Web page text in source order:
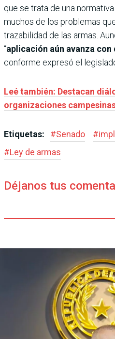
que se trata de una
muchos de los problemas
trazabilidad de las armas.
“aplicación aún avanza
conforme expresó el
Leé también: Destacan
organizaciones
Etiquetas: #Senado #
#Ley de armas
Déjanos tus